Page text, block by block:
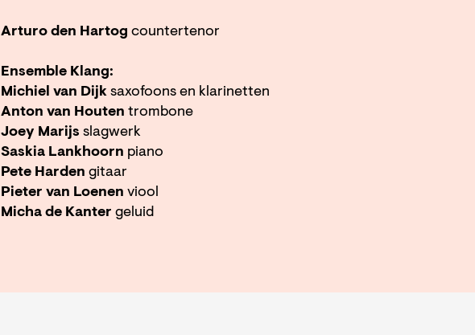
Arturo den Hartog countertenor
Ensemble Klang:
Michiel van Dijk saxofoons en klarinetten
Anton van Houten trombone
Joey Marijs slagwerk
Saskia Lankhoorn piano
Pete Harden gitaar
Pieter van Loenen viool
Micha de Kanter geluid